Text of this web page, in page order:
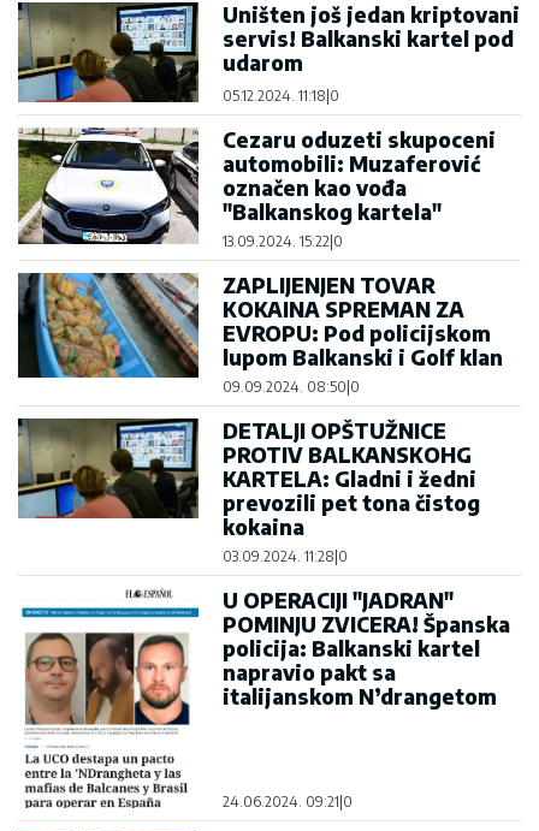
Uništen još jedan kriptovani
servis! Balkanski kartel pod
udarom
05.12.2024. 11:18 0
Cezaru oduzeti skupoceni
automobili: Muzaferović
označen kao vođa
"Balkanskog kartela"
13.09.2024. 15:22 0
ZAPLIJENJEN TOVAR
KOKAINA SPREMAN ZA
EVROPU: Pod policijskom
lupom Balkanski i Golf klan
09.09.2024. 08:50 0
DETALJI OPŠTUŽNICE
PROTIV BALKANSKOHG
KARTELA: Gladni i žedni
prevozili pet tona čistog
kokaina
03.09.2024. 11:28 0
U OPERACIJI "JADRAN"
POMINJU ZVICERA! Španska
policija: Balkanski kartel
napravio pakt sa
italijanskom N’drangetom
24.06.2024. 09:21 0